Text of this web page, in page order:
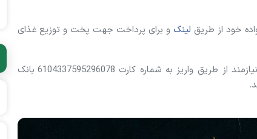
خود از طریق لینکو برای پرداخت جهت پخت و توزیع غذای
همچنین جهت پرداخت برای درمان بیماری خانواده‌های نیازمند از طریق واریز به شماره کارت 6104337595296078 بانک